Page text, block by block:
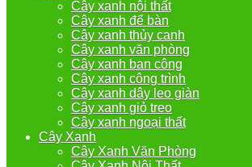
Cây xanh nội thất
Cây xanh để bàn
Cây xanh thủy canh
Cây xanh văn phòng
Cây xanh ban công
Cây xanh công trình
Cây xanh dây leo giàn
Cây xanh giỏ treo
Cây xanh ngoại thất
Cây Xanh
Cây Xanh Văn Phòng